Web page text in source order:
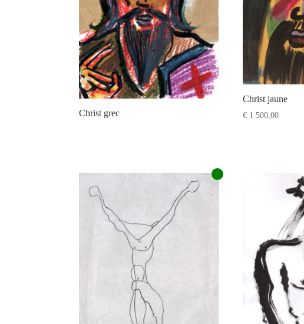
Christ grec
Christ jaune
€ 1 500,00